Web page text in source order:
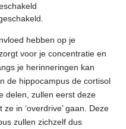
hebben op je
voor je concentratie en
je herinneringen kan
de hippocampus de cortisol
delen, zullen eerst deze
in ‘overdrive’ gaan. Deze
zullen zichzelf dus